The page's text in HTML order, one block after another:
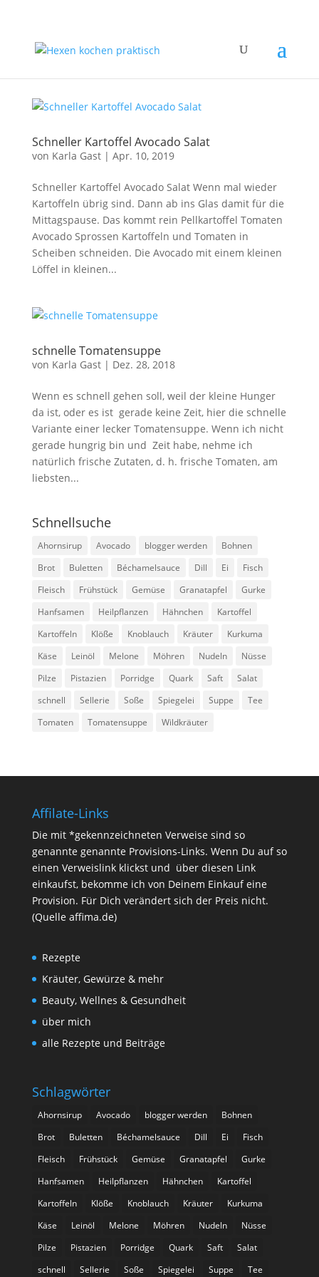
Schneller Kartoffel Avocado Salat
von Karla Gast| Apr. 10, 2019
Schneller Kartoffel Avocado Salat Wenn mal wieder
Kartoffeln übrig sind. Dann ab ins Glas damit für die
Mittagspause. Das kommt rein Pellkartoffel Tomaten
Avocado Sprossen Kartoffeln und Tomaten in
Scheiben schneiden. Die Avocado mit einem kleinen
Löffel in kleinen...
schnelle Tomatensuppe
von Karla Gast| Dez. 28, 2018
Wenn es schnell gehen soll, weil der kleine Hunger
da ist, oder es ist gerade keine Zeit, hier die schnelle
Variante einer lecker Tomatensuppe. Wenn ich nicht
gerade hungrig bin und Zeit habe, nehme ich
natürlich frische Zutaten, d. h. frische Tomaten, am
liebsten...
Schnellsuche
Ahornsirup Avocado blogger werden
Bohnen
Brot
Buletten Béchamelsauce Dill Ei
Fisch
Fleisch
Frühstück Gemüse Granatapfel
Gurke
Hanfsamen
Heilpflanzen Hähnchen
Kartoffel
Kartoffeln
Klöße Knoblauch Kräuter
Kurkuma
Käse
Leinöl Melone Möhren Nudeln
Nüsse
Pilze
Pistazien Porridge Quark Saft
Salat
schnell
Sellerie Soße Spiegelei Suppe
Tee
Tomaten
Tomatensuppe Wildkräuter
Affilate-Links
Die mit *gekennzeichneten Verweise sind so
genannte genannte Provisions-Links. Wenn Du auf so
einen Verweislink klickst und über diesen Link
einkaufst, bekomme ich von Deinem Einkauf eine
Provision. Für Dich verändert sich der Preis nicht.
(Quelle affima.de)
Rezepte
Kräuter, Gewürze & mehr
Beauty, Wellnes & Gesundheit
über mich
alle Rezepte und Beiträge
Schlagwörter
Ahornsirup Avocado blogger werden
Bohnen
Brot
Buletten Béchamelsauce Dill Ei
Fisch
Fleisch
Frühstück Gemüse Granatapfel
Gurke
Hanfsamen
Heilpflanzen Hähnchen
Kartoffel
Kartoffeln
Klöße Knoblauch Kräuter
Kurkuma
Käse
Leinöl Melone Möhren Nudeln
Nüsse
Pilze
Pistazien Porridge Quark Saft
Salat
schnell
Sellerie Soße Spiegelei Suppe Tee